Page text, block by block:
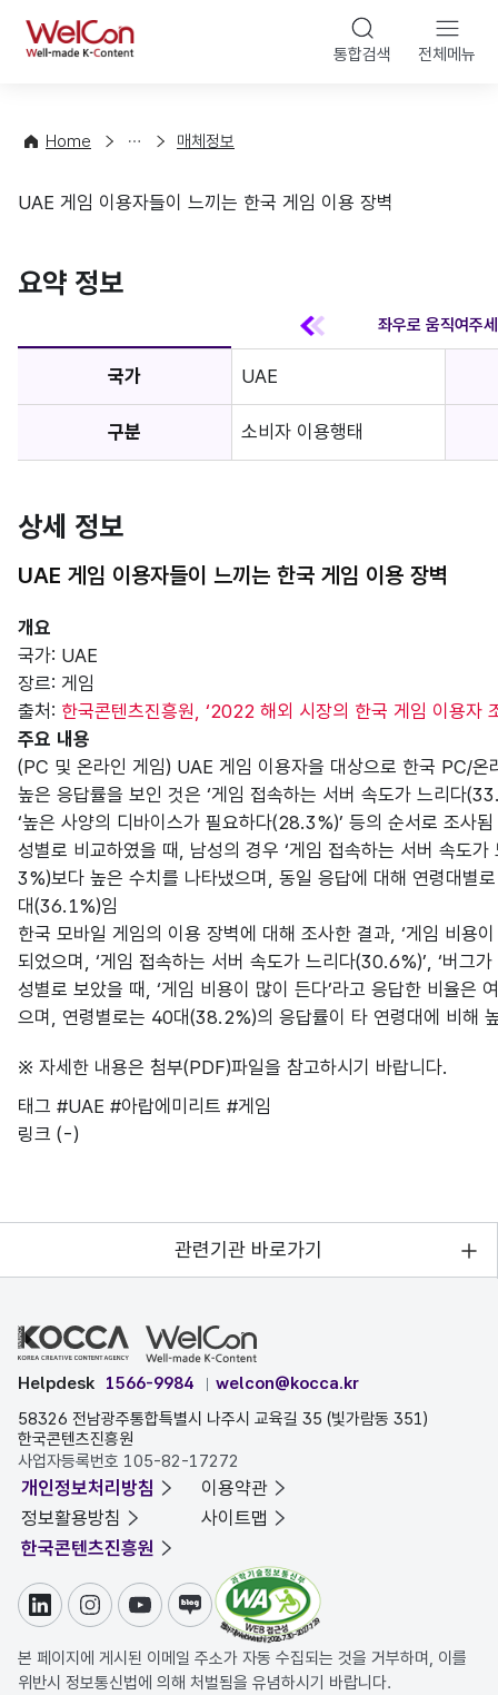
WelCon 통합검색 전체메뉴
Home
컨
팅
해
기
정
매체정보
매체정보
UAE 게임 이용자들이 느끼는 한국 게임 이용 장벽
요약 정보
국가 UAE
구분 소비자 이용행태
상세 정보
UAE 게임 이용자들이 느끼는 한국 게임 이용 장벽
개요
국가: UAE
장르: 게임
출처: 한국콘텐츠진흥원, ‘2022 해외 시장의 한국 게임 이용자
주요 내용
(PC 및 온라인 게임) UAE 게임 이용자을 대상으로 한국 PC/
높은 응답률을 보인 것은 ‘게임 접속하는 서버 속도가 느리다
‘높은 사양의 디바이스가 필요하다(28.3%)’ 등의 순서로 조사됨
성별로 비교하였을 때, 남성의 경우 ‘게임 접속하는 서버 속도
3%)보다 높은 수치를 나타냈으며, 동일 응답에 대해 연령대별
대(36.1%)임
한국 모바일 게임의 이용 장벽에 대해 조사한 결과, ‘게임 비용
되었으며, ‘게임 접속하는 서버 속도가 느리다(30.6%)’, ‘버그
성별로 보았을 때, ‘게임 비용이 많이 든다’라고 응답한 비율
으며, 연령별로는 40대(38.2%)의 응답률이 타 연령대에 비해
※ 자세한 내용은 첨부(PDF)파일을 참고하시기 바랍니다.
태그 #UAE #아랍에미리트 #게임
링크 (-)
관련기관 바로가기
Helpdesk 1566-9984
welcon@kocca.kr
58326 전남광주통합특별시 나주시 교육길 35 (빛가람동 351)
한국콘텐츠진흥원
사업자등록번호 105-82-17272
개인정보처리방침
이용약관
정보활용방침
사이트맵
한국콘텐츠진흥원
링크드인인스타그램
유튜브블로그
본 페이지에 게시된 이메일 주소가 자동 수집되는 것을 거부하며, 이를
위반시 정보통신법에 의해 처벌됨을 유념하시기 바랍니다.